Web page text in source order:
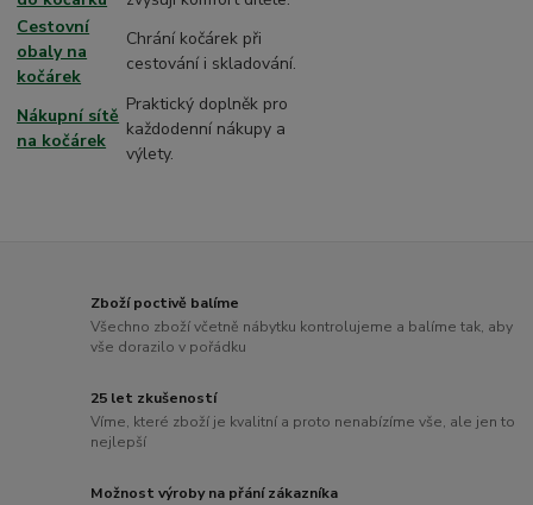
Cestovní
obaly na
kočárek
Chrání kočárek při
cestování i skladování.
Nákupní sítě
na kočárek
Praktický doplněk pro
každodenní nákupy a
výlety.
Zboží poctivě balíme
Všechno zboží včetně nábytku kontrolujeme a balíme tak, aby
vše dorazilo v pořádku
25 let zkušeností
Víme, které zboží je kvalitní a proto nenabízíme vše, ale jen to
nejlepší
Možnost výroby na přání zákazníka